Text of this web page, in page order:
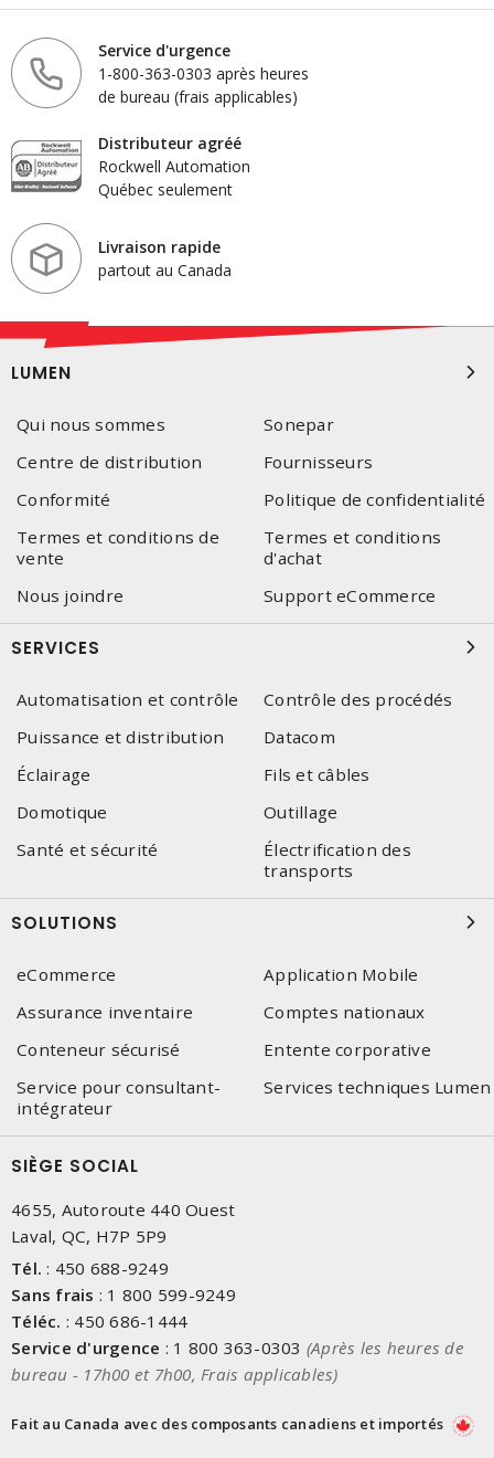
Service d'urgence
1-800-363-0303 après heures
de bureau (frais applicables)
Distributeur agréé
Rockwell Automation
Québec seulement
Livraison rapide
partout au Canada
LUMEN
Qui nous sommes
Sonepar
Centre de distribution
Fournisseurs
Conformité
Politique de confidentialité
Termes et conditions de
vente
Termes et conditions
d'achat
Nous joindre
Support eCommerce
SERVICES
Automatisation et contrôle
Contrôle des procédés
Puissance et distribution
Datacom
Éclairage
Fils et câbles
Domotique
Outillage
Santé et sécurité
Électrification des
transports
SOLUTIONS
eCommerce
Application Mobile
Assurance inventaire
Comptes nationaux
Conteneur sécurisé
Entente corporative
Service pour consultant-
intégrateur
Services techniques Lumen
SIÈGE SOCIAL
4655, Autoroute 440 Ouest
Laval, QC, H7P 5P9
Tél. : 450 688-9249
Sans frais : 1 800 599-9249
Téléc. : 450 686-1444
Service d'urgence : 1 800 363-0303 (Après les heures de
bureau - 17h00 et 7h00, Frais applicables)
Fait au Canada avec des composants canadiens et importés